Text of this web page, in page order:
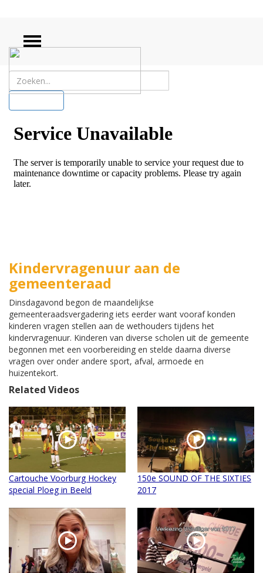
Kindervragenuur aan de
gemeenteraad
Dinsdagavond begon de maandelijkse
gemeenteraadsvergadering iets eerder want vooraf konden
kinderen vragen stellen aan de wethouders tijdens het
kindervragenuur. Kinderen van diverse scholen uit de gemeente
begonnen met een voorbereiding en stelde daarna diverse
vragen over onder andere sport, afval, armoede en
huizentekort.
Related Videos
Cartouche Voorburg Hockey
special Ploeg in Beeld
150e SOUND OF THE SIXTIES
2017